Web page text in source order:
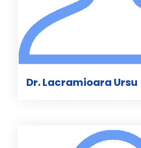
Dr. Lacramioara Ursu